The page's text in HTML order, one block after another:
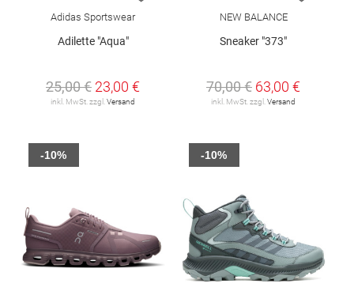
Adidas Sportswear
Adilette "Aqua"
25,00 € 23,00 €
inkl. MwSt. zzgl. Versand
NEW BALANCE
Sneaker "373"
70,00 € 63,00 €
inkl. MwSt. zzgl. Versand
-10% -10%